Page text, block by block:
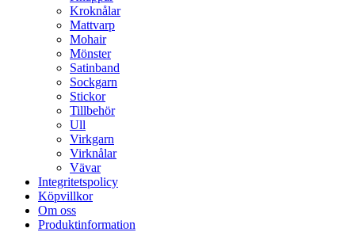
Kroknålar
Mattvarp
Mohair
Mönster
Satinband
Sockgarn
Stickor
Tillbehör
Ull
Virkgarn
Virknålar
Vävar
Integritetspolicy
Köpvillkor
Om oss
Produktinformation